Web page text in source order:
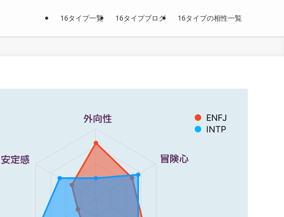
16タイプ一覧 16タイプブログ 16タイプの相性一覧
ENFJ
INTP